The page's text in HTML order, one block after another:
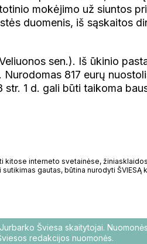
mokėjimo už siuntos
duomenis, iš sąskaitos
sen.). Iš ūkinio
817 eurų
1 d. gali būti taikoma
kitose interneto svetainėse,
gautas, būtina nurodyti ŠVIESĄ
Šviesa skaitytojai.
redakcijos nuomonės.